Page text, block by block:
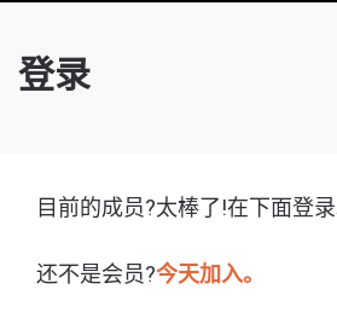
登录
目前的成员?太棒了!在下面登录
还不是会员?今天加入。